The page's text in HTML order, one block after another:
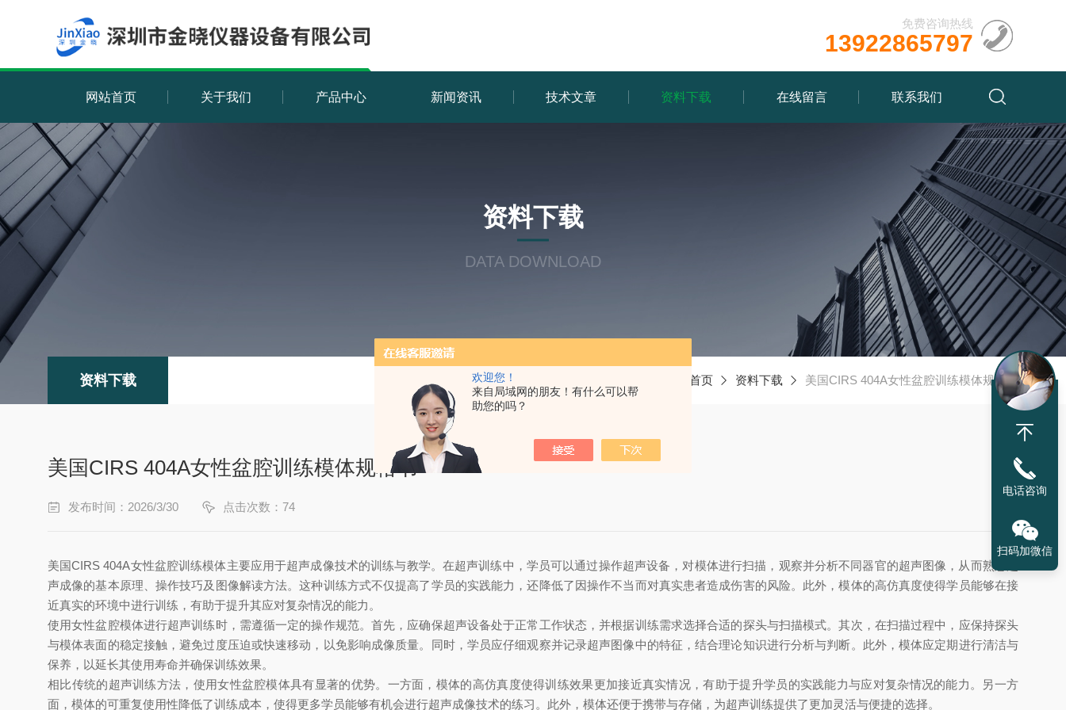
欢迎您！
来自局域网的朋友！有什么可以帮
助您的吗？
免费咨询热线
13922865797
网站首页 关于我们 产品中心 新闻资讯 技术文章 资料下载 在线留言 联系我们
资料下载
DATA DOWNLOAD
资料下载 首页 资料下载 美国CIRS 404A女性盆腔训练模体规格书
美国CIRS 404A女性盆腔训练模体规格书
发布时间：2026/3/30 点击次数：74
美国CIRS 404A女性盆腔训练模体主要应用于超声成像技术的训练与教学。在超声训练中，学员可以通过操作超声设备，对模体进行扫描，观察并分析不同器官的超声图像，从而熟悉超
声成像的基本原理、操作技巧及图像解读方法。这种训练方式不仅提高了学员的实践能力，还降低了因操作不当而对真实患者造成伤害的风险。此外，模体的高仿真度使得学员能够在接
近真实的环境中进行训练，有助于提升其应对复杂情况的能力。
使用女性盆腔模体进行超声训练时，需遵循一定的操作规范。首先，应确保超声设备处于正常工作状态，并根据训练需求选择合适的探头与扫描模式。其次，在扫描过程中，应保持探头
与模体表面的稳定接触，避免过度压迫或快速移动，以免影响成像质量。同时，学员应仔细观察并记录超声图像中的特征，结合理论知识进行分析与判断。此外，模体应定期进行清洁与
保养，以延长其使用寿命并确保训练效果。
相比传统的超声训练方法，使用女性盆腔模体具有显著的优势。一方面，模体的高仿真度使得训练效果更加接近真实情况，有助于提升学员的实践能力与应对复杂情况的能力。另一方
面，模体的可重复使用性降低了训练成本，使得更多学员能够有机会进行超声成像技术的练习。此外，模体还便于携带与存储，为超声训练提供了更加灵活与便捷的选择。
电话咨询
扫码加微信